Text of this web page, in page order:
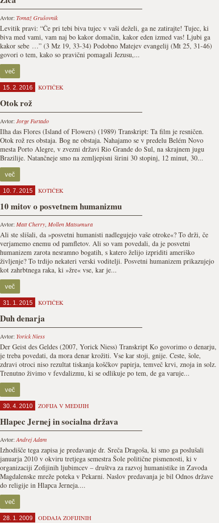
Avtor:Tomaž Grušovnik
Levitik pravi: “Če pri tebi biva tujec v vaši deželi, ga ne zatirajte! Tujec, ki
biva med vami, vam naj bo kakor domačin, kakor eden izmed vas! Ljubi ga
kakor sebe …” (3 Mz 19, 33-34) Podobno Matejev evangelij (Mt 25, 31-46)
govori o tem, kako so pravični pomagali Jezusu,...
več
15. 2. 2016 KOTIČEK
Otok rož
Avtor:Jorge Furtado
Ilha das Flores (Island of Flowers) (1989) Transkript: Ta film je resničen.
Otok rož res obstaja. Bog ne obstaja. Nahajamo se v predelu Belém Novo
mesta Porto Alegre, v zvezni državi Rio Grande do Sul, na skrajnem jugu
Brazilije. Natančneje smo na zemljepisni širini 30 stopinj, 12 minut, 30...
več
10. 7. 2015 KOTIČEK
10 mitov o posvetnem humanizmu
Avtor:Matt Cherry, Mollen Matsumura
Ali ste slišali, da »posvetni humanisti nadlegujejo vaše otroke«? To drži, če
verjamemo enemu od pamfletov. Ali so vam povedali, da je posvetni
humanizem zarota nesramno bogatih, s katero želijo izpriditi ameriško
življenje? To trdijo nekateri verski voditelji. Posvetni humanizem prikazujejo
kot zahrbtnega raka, ki »žre« vse, kar je...
več
31. 1. 2015 KOTIČEK
Duh denarja
Avtor: Yorick Niess
Der Geist des Geldes (2007, Yorick Niess) Transkript Ko govorimo o denarju,
je treba povedati, da mora denar krožiti. Vse kar stoji, gnije. Ceste, šole,
zdravi otroci niso rezultat tiskanja koščkov papirja, temveč krvi, znoja in solz.
Trenutno živimo v fevdalizmu, ki se odlikuje po tem, de ga varuje...
več
30. 4. 2010 ZOFIJA V MEDIJIH
Hlapec Jernej in socialna država
Avtor:Andrej Adam
Izhodišče tega zapisa je predavanje dr. Sreča Dragoša, ki smo ga poslušali
januarja 2010 v okviru tretjega semestra Šole politične pismenosti, ki v
organizaciji Zofijinih ljubimcev – društva za razvoj humanistike in Zavoda
Magdalenske mreže poteka v Pekarni. Naslov predavanja je bil Odnos države
do religije in Hlapca Jerneja....
več
28. 1. 2009 ODDAJA ZOFIJINIH